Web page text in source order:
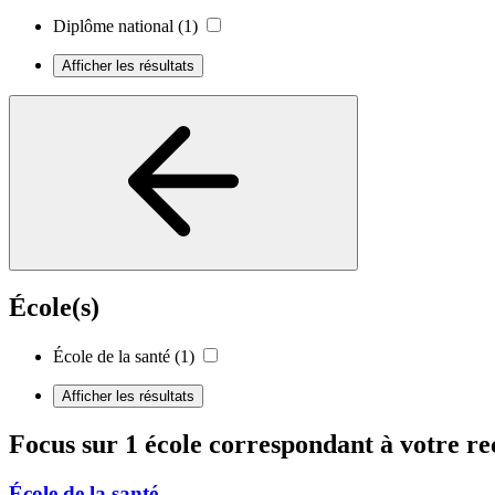
Diplôme national (1)
Afficher les résultats
École(s)
École de la santé (1)
Afficher les résultats
Focus sur 1 école correspondant à votre